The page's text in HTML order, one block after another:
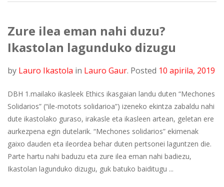
Zure ilea eman nahi duzu?
Ikastolan lagunduko dizugu
by Lauro Ikastola in Lauro Gaur. Posted 10 apirila, 2019
DBH 1.mailako ikasleek Ethics ikasgaian landu duten “Mechones
Solidarios” (“ile-motots solidarioa”) izeneko ekintza zabaldu nahi
dute ikastolako guraso, irakasle eta ikasleen artean, geletan ere
aurkezpena egin dutelarik. “Mechones solidarios” ekimenak
gaixo dauden eta ileordea behar duten pertsonei laguntzen die.
Parte hartu nahi baduzu eta zure ilea eman nahi badiezu,
Ikastolan lagunduko dizugu, guk batuko baiditugu ...